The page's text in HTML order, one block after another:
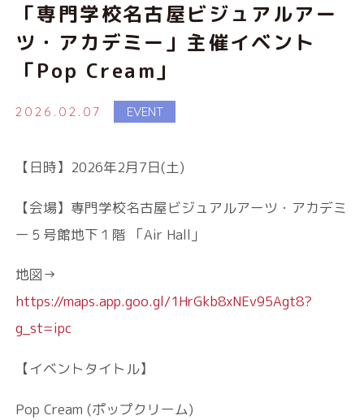
「専門学校名古屋ビジュアルアー
ツ・アカデミー」主催イベント
「Pop Cream」
2026.02.07 EVENT
【日時】2026年2月7日(土)
【会場】専⾨学校名古屋ビジュアルアーツ・アカデミ
ー５号館地下１階 「Air Hall」
地図→
https://maps.app.goo.gl/1HrGkb8xNEv95Agt8?
g_st=ipc
【イベントタイトル】
Pop Cream (ポップクリーム)